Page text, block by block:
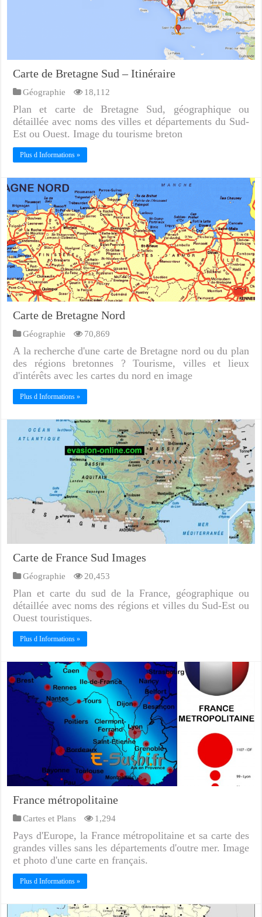
Carte de Bretagne Sud – Itinéraire
Géographie 18,112
Plan et carte de Bretagne Sud, géographique ou
détaillée avec noms des villes et départements du Sud-
Est ou Ouest. Image du tourisme breton
Plus d Informations »
Carte de Bretagne Nord
Géographie 70,869
A la recherche d'une carte de Bretagne nord ou du plan
des régions bretonnes ? Tourisme, villes et lieux
d'intérêts avec les cartes du nord en image
Plus d Informations »
Carte de France Sud Images
Géographie 20,453
Plan et carte du sud de la France, géographique ou
détaillée avec noms des régions et villes du Sud-Est ou
Ouest touristiques.
Plus d Informations »
France métropolitaine
Cartes et Plans 1,294
Pays d'Europe, la France métropolitaine et sa carte des
grandes villes sans les départements d'outre mer. Image
et photo d'une carte en français.
Plus d Informations »